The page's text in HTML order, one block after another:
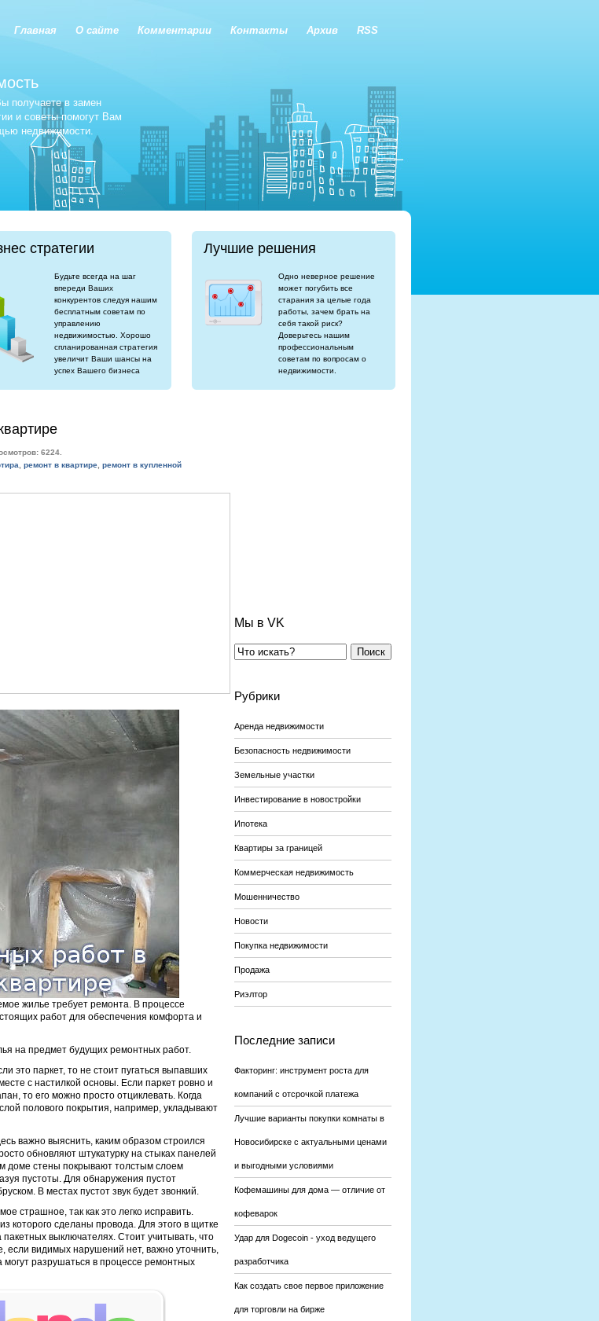
Главная О сайте Комментарии Контакты Архив RSS
получаете в замен
и советы помогут Вам
недвижимости.
стратегии
Будьте всегда на шаг
впереди Ваших
конкурентов следуя нашим
бесплатным советам по
управлению
недвижимостью. Хорошо
спланированная стратегия
увеличит Ваши шансы на
успех Вашего бизнеса
Лучшие решения
Одно неверное решение
может погубить все
старания за целые года
работы, зачем брать на
себя такой риск?
Доверьтесь нашим
профессиональным
советам по вопросам о
недвижимости.
6224.
ремонт в квартире, ремонт в купленной
жилье требует ремонта. В процессе
работ для обеспечения комфорта и
на предмет будущих ремонтных работ.
это паркет, то не стоит пугаться выпавших
с настилкой основы. Если паркет ровно и
то его можно просто отциклевать. Когда
полового покрытия, например, укладывают
важно выяснить, каким образом строился
обновляют штукатурку на стыках панелей
доме стены покрывают толстым слоем
пустоты. Для обнаружения пустот
В местах пустот звук будет звонкий.
страшное, так как это легко исправить.
которого сделаны провода. Для этого в щитке
выключателях. Стоит учитывать, что
видимых нарушений нет, важно уточнить,
разрушаться в процессе ремонтных
Мы в VK
Поиск
Рубрики
Аренда недвижимости
Безопасность недвижимости
Земельные участки
Инвестирование в новостройки
Ипотека
Квартиры за границей
Коммерческая недвижимость
Мошенничество
Новости
Покупка недвижимости
Продажа
Риэлтор
Последние записи
Факторинг: инструмент роста для
компаний с отсрочкой платежа
Лучшие варианты покупки комнаты в
Новосибирске с актуальными ценами
и выгодными условиями
Кофемашины для дома — отличие от
кофеварок
Удар для Dogecoin - уход ведущего
разработчика
Как создать свое первое приложение
для торговли на бирже